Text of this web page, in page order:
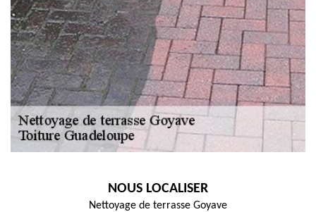
NOUS LOCALISER
Nettoyage de terrasse Goyave